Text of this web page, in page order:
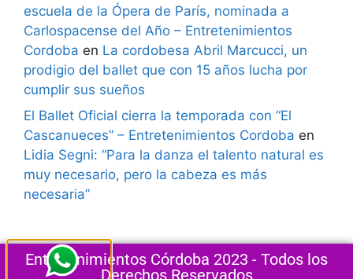
escuela de la Ópera de París, nominada a
Carlospacense del Año – Entretenimientos
Cordoba en La cordobesa Abril Marcucci, un
prodigio del ballet que con 15 años lucha por
cumplir sus sueños
El Ballet Oficial cierra la temporada con “El
Cascanueces” – Entretenimientos Cordoba en
Lidia Segni: “Para la danza el talento natural es
muy necesario, pero la cabeza es más
necesaria”
Entretenimientos Córdoba 2023 - Todos los
Derechos Reservados